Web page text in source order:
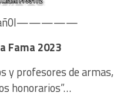
Fama 2023
y profesores de armas,
honorarios”…